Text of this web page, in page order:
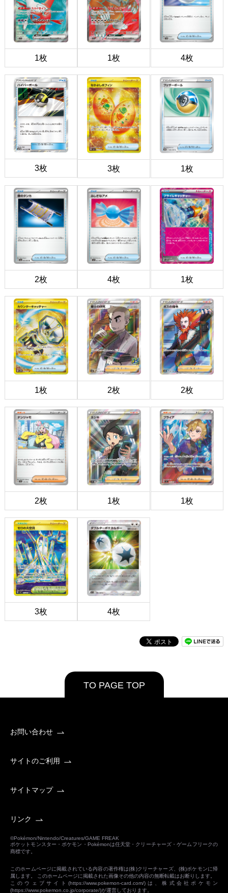
1枚 1枚 4枚
3枚 3枚 1枚
2枚 4枚 1枚
1枚 2枚 2枚
2枚 1枚 1枚
3枚 4枚
TO PAGE TOP
お問い合わせ
サイトのご利用
サイトマップ
リンク
©Pokémon/Nintendo/Creatures/GAME FREAK
ポケットモンスター・ポケモン・Pokémonは任天堂・クリーチャーズ・ゲームフリークの
商標です。
このホームページに掲載されている内容の著作権は(株)クリーチャーズ、(株)ポケモンに帰
属します。 このホームページに掲載された画像その他の内容の無断転載はお断りします。
このウェブサイト(https://www.pokemon-card.com/)は、株式会社ポケモン
(https://www.pokemon.co.jp/corporate/)が運営しております。